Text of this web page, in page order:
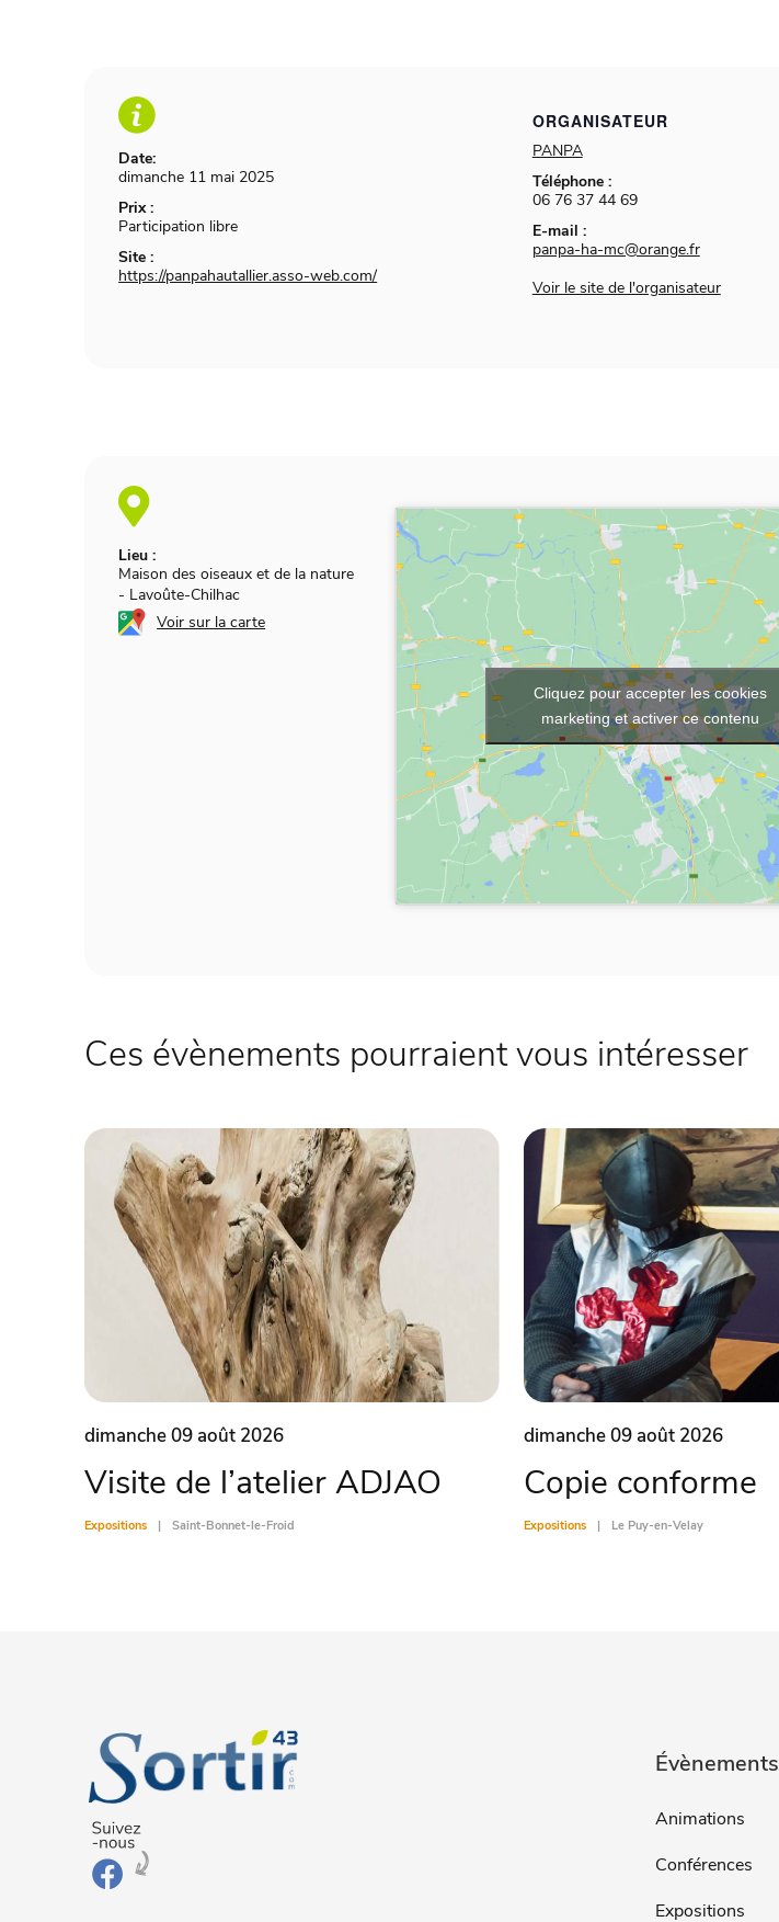
Date:
dimanche 11 mai 2025
Prix :
Participation libre
Site :
https://panpahautallier.asso-web.com/
ORGANISATEUR
PANPA
Téléphone :
06 76 37 44 69
E-mail :
panpa-ha-mc@orange.fr
Voir le site de l'organisateur
Lieu :
Maison des oiseaux et de la nature
- Lavoûte-Chilhac
Voir sur la carte
Cliquez pour accepter les cookies
marketing et activer ce contenu
Ces évènements pourraient vous intéresser
dimanche 09 août 2026
Visite de l’atelier ADJAO
Expositions Saint-Bonnet-le-Froid
dimanche 09 août 2026
Copie conforme
Expositions Le Puy-en-Velay
Évènements
Animations
Conférences
Expositions